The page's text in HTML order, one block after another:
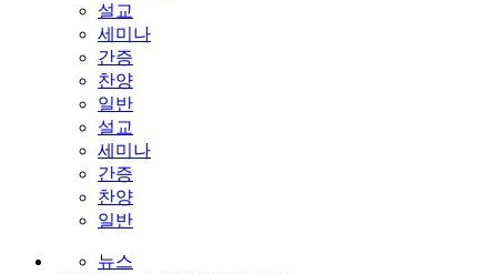
설교
세미나
간증
찬양
일반
설교
세미나
간증
찬양
일반
뉴스